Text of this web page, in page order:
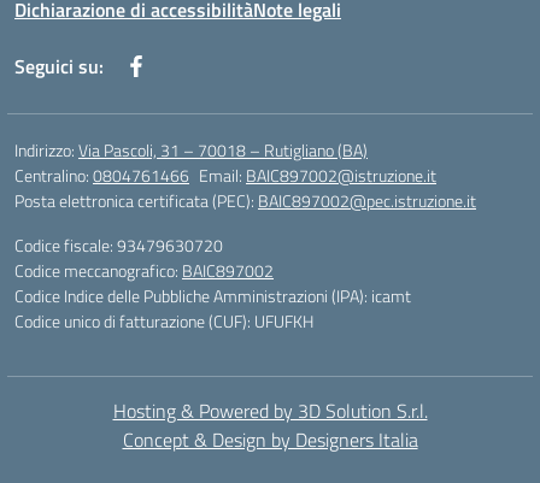
Dichiarazione di accessibilitàNote legali
Seguici su:
Indirizzo:Via Pascoli, 31 – 70018 – Rutigliano (BA)
Centralino:0804761466 Email: BAIC897002@istruzione.it
Posta elettronica certificata (PEC): BAIC897002@pec.istruzione.it
Codice fiscale: 93479630720
Codice meccanografico: BAIC897002
Codice Indice delle Pubbliche Amministrazioni (IPA): icamt
Codice unico di fatturazione (CUF): UFUFKH
Hosting & Powered by 3D Solution S.r.l.
Concept & Design by Designers Italia